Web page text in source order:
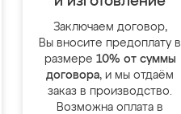
Заключаем договор,
Вы вносите предоплату в
размере 10% от суммы
договора, и мы отдаём
заказ в производство.
Возможна оплата в